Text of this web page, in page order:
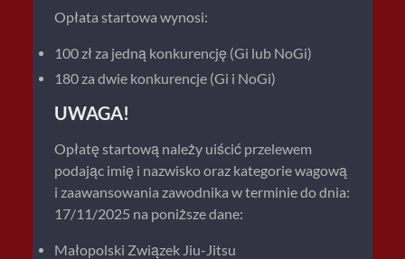
Opłata startowa wynosi:
100 zł za jedną konkurencję (Gi lub NoGi)
180 za dwie konkurencje (Gi i NoGi)
UWAGA!
Opłatę startową należy uiścić przelewem
podając imię i nazwisko oraz kategorie wagową
i zaawansowania zawodnika w terminie do dnia:
17/11/2025 na poniższe dane:
Małopolski Związek Jiu-Jitsu